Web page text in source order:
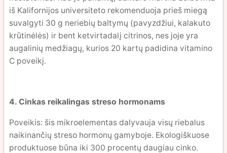
iš Kalifornijos universiteto rekomenduoja prieš miegą
suvalgyti 30 g neriebių baltymų (pavyzdžiui, kalakuto
krūtinėlės) ir bent ketvirtadalį citrinos, nes joje yra
augalinių medžiagų, kurios 20 kartų padidina vitamino
C poveikį.
4. Cinkas reikalingas streso hormonams
Poveikis: šis mikroelementas dalyvauja visų riebalus
naikinančių streso hormonų gamyboje. Ekologiškuose
produktuose būna iki 300 procentų daugiau cinko.